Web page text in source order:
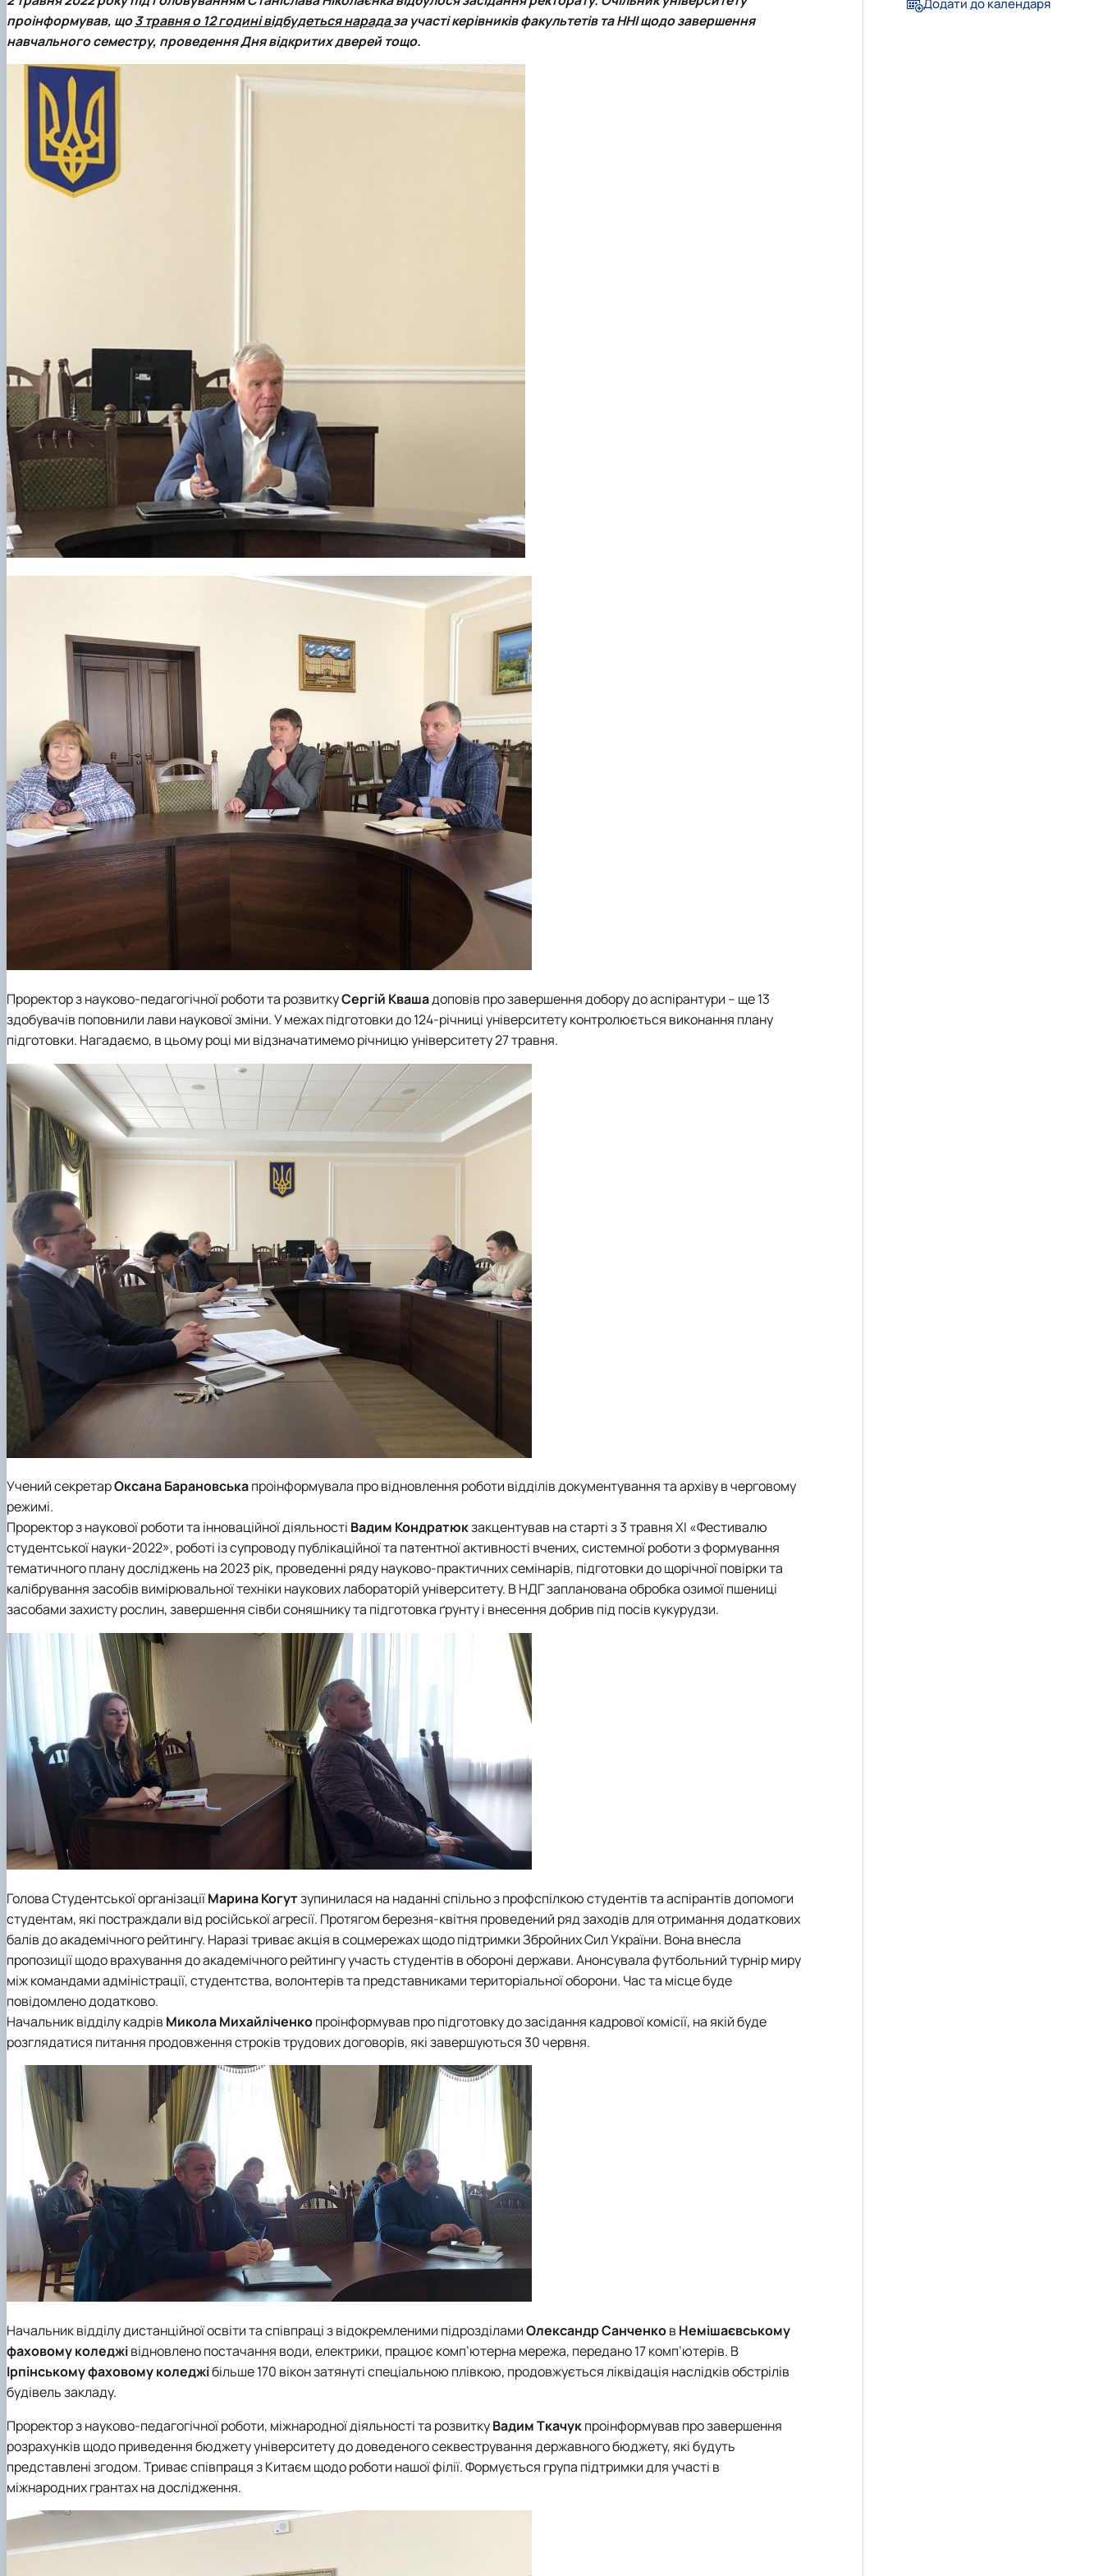
Відомі постаті факультету
ІІ етап Всеукраїнської олімпіади з дисципліни "Загальна екологія"
Забезпечення ОПП «Екологічна біотехнологія та біоенергетика»
Забезпечення ОПП «Екологія та охорона навколишнього середовища»
Забезпечення ОПП «Екологічний контроль та аудит»
проінформував, що3 травня о 12 годині відбудеться нарадаза участі керівників факультетів та ННІ щодо завершення
навчального семестру, проведенняДня відкритих дверейтощо.
Проректор з науково-педагогічної роботи та розвиткуСергій Квашадоповів про завершення добору до аспірантури – ще 13
здобувачів поповнили лави наукової зміни. У межах підготовки до 124-річниці університету контролюється виконання плану
підготовки. Нагадаємо, в цьому році ми відзначатимемо річницю університету27 травня.
Учений секретарОксана Барановськапроінформувала про відновлення роботи відділів документування та архіву в черговому
режимі.
Проректор з наукової роботи та інноваційної діяльності Вадим Кондратюкзакцентував на старті з3 травняХІ «Фестивалю
студентської науки-2022», роботі із супроводу публікаційної та патентної активності вчених, системної роботи з формування
тематичного плану досліджень на 2023 рік, проведенні ряду науково-практичних семінарів, підготовки до щорічної повірки та
калібрування засобів вимірювальної техніки наукових лабораторій університету. В НДГ запланована обробка озимої пшениці
засобами захисту рослин, завершення сівби соняшнику та підготовка ґрунту і внесення добрив під посів кукурудзи.
ГоловаСтудентської організаціїМарина Когутзупинилася на наданні спільно з профспілкою студентів та аспірантів допомоги
студентам, які постраждали від російської агресії. Протягом березня-квітня проведений ряд заходів для отримання додаткових
балів до академічного рейтингу. Наразі триває акція в соцмережах щодо підтримки Збройних Сил України. Вона внесла
пропозиції щодо врахування до академічного рейтингу участь студентів в обороні держави. Анонсувала футбольний турнір миру
між командами адміністрації, студентства, волонтерів та представниками територіальної оборони. Час та місце буде
повідомлено додатково.
Начальник відділу кадрів Микола Михайліченкопроінформував про підготовку до засідання кадрової комісії, на якій буде
розглядатися питання продовження строків трудових договорів, які завершуються30 червня.
Начальник відділу дистанційної освіти та співпраці з відокремленими підрозділамиОлександр Санченков Немішаєвському
фаховому коледжівідновлено постачання води, електрики, працює комп’ютерна мережа, передано 17 комп’ютерів. В
Ірпінському фаховому коледжібільше 170 вікон затянуті спеціальною плівкою, продовжується ліквідація наслідків обстрілів
будівель закладу.
Проректор з науково-педагогічної роботи, міжнародної діяльності та розвиткуВадим Ткачукпроінформував про завершення
розрахунків щодо приведення бюджету університету до доведеного секвестрування державного бюджету, які будуть
представлені згодом. Триває співпраця з Китаєм щодо роботи нашої філії. Формується група підтримки для участі в
міжнародних грантах на дослідження.
Додати до календаря